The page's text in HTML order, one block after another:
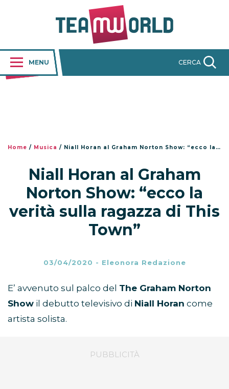
MENU CERCA
Home / Musica / Niall Horan al Graham Norton Show: “ecco la verità sulla ragazza di This Town”
Niall Horan al Graham
Norton Show: “ecco la
verità sulla ragazza di This
Town”
03/04/2020 - Eleonora Redazione
E’ avvenuto sul palco del The Graham Norton
Show il debutto televisivo di Niall Horan come
artista solista.